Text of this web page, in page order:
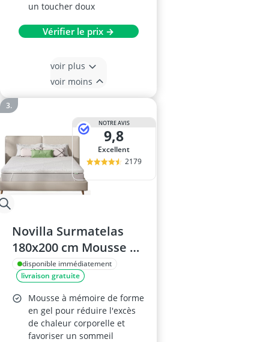
un toucher doux
Vérifier le prix →
voir plus
voir moins
NOTRE AVIS
9,8
Excellent
2179
Novilla Surmatelas
180x200 cm Mousse à
Mémoire de Forme
disponible immédiatement
livraison gratuite
Mousse à mémoire de forme
en gel pour réduire l'excès
de chaleur corporelle et
favoriser un sommeil